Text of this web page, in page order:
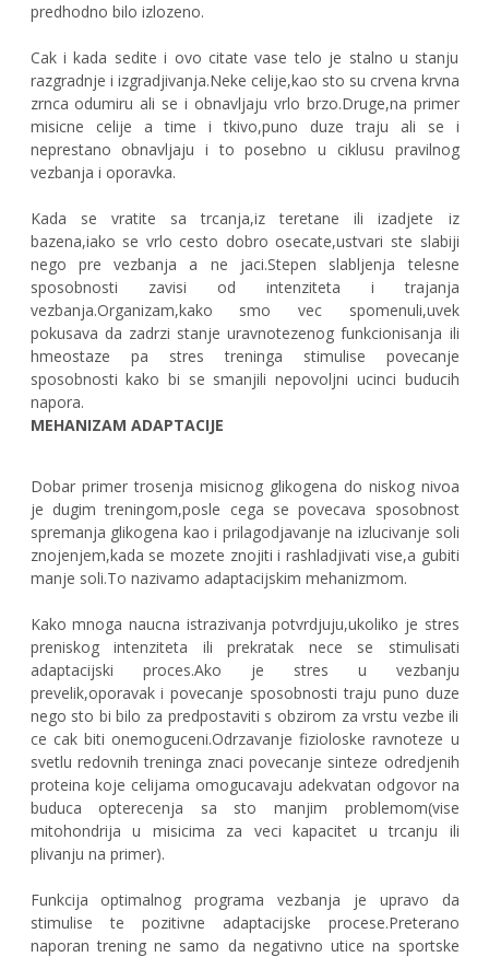
predhodno bilo izlozeno.
Cak i kada sedite i ovo citate vase telo je stalno u stanju
razgradnje i izgradjivanja.Neke celije,kao sto su crvena krvna
zrnca odumiru ali se i obnavljaju vrlo brzo.Druge,na primer
misicne celije a time i tkivo,puno duze traju ali se i
neprestano obnavljaju i to posebno u ciklusu pravilnog
vezbanja i oporavka.
Kada se vratite sa trcanja,iz teretane ili izadjete iz
bazena,iako se vrlo cesto dobro osecate,ustvari ste slabiji
nego pre vezbanja a ne jaci.Stepen slabljenja telesne
sposobnosti zavisi od intenziteta i trajanja
vezbanja.Organizam,kako smo vec spomenuli,uvek
pokusava da zadrzi stanje uravnotezenog funkcionisanja ili
hmeostaze pa stres treninga stimulise povecanje
sposobnosti kako bi se smanjili nepovoljni ucinci buducih
napora.
MEHANIZAM ADAPTACIJE
Dobar primer trosenja misicnog glikogena do niskog nivoa
je dugim treningom,posle cega se povecava sposobnost
spremanja glikogena kao i prilagodjavanje na izlucivanje soli
znojenjem,kada se mozete znojiti i rashladjivati vise,a gubiti
manje soli.To nazivamo adaptacijskim mehanizmom.
Kako mnoga naucna istrazivanja potvrdjuju,ukoliko je stres
preniskog intenziteta ili prekratak nece se stimulisati
adaptacijski proces.Ako je stres u vezbanju
prevelik,oporavak i povecanje sposobnosti traju puno duze
nego sto bi bilo za predpostaviti s obzirom za vrstu vezbe ili
ce cak biti onemoguceni.Odrzavanje fizioloske ravnoteze u
svetlu redovnih treninga znaci povecanje sinteze odredjenih
proteina koje celijama omogucavaju adekvatan odgovor na
buduca opterecenja sa sto manjim problemom(vise
mitohondrija u misicima za veci kapacitet u trcanju ili
plivanju na primer).
Funkcija optimalnog programa vezbanja je upravo da
stimulise te pozitivne adaptacijske procese.Preterano
naporan trening ne samo da negativno utice na sportske